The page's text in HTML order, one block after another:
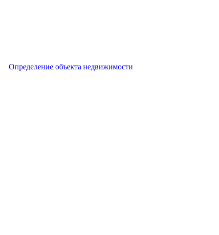
Определение объекта недвижимости